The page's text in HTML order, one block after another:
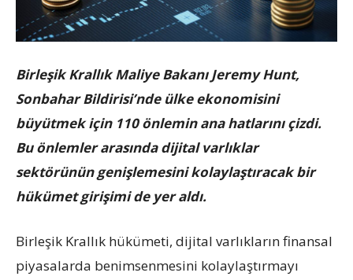
Birleşik Krallık Maliye Bakanı Jeremy Hunt,
Sonbahar Bildirisi’nde ülke ekonomisini
büyütmek için 110 önlemin ana hatlarını çizdi.
Bu önlemler arasında dijital varlıklar
sektörünün genişlemesini kolaylaştıracak bir
hükümet girişimi de yer aldı.
Birleşik Krallık hükümeti, dijital varlıkların finansal
piyasalarda benimsenmesini kolaylaştırmayı